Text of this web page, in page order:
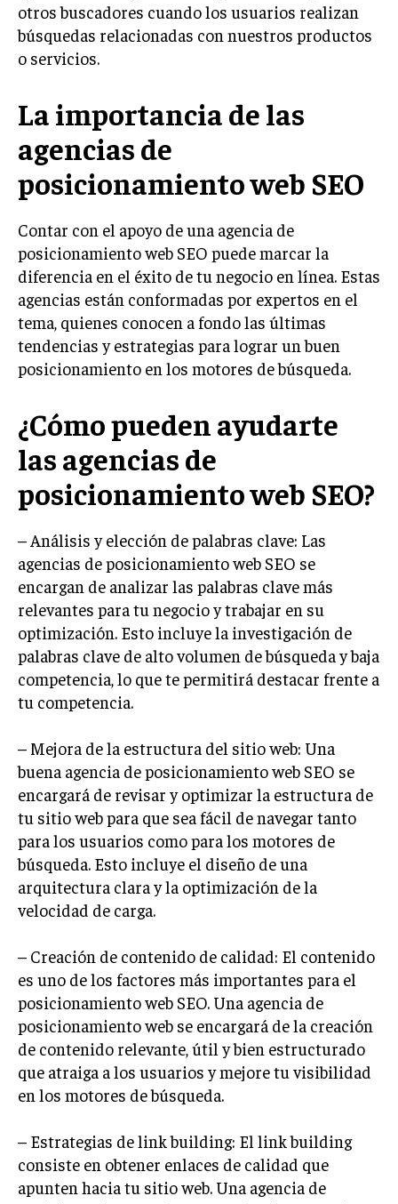
PUBLICIDAD
VENTAS Y PERSUASIÓN
COMUNICACIÓN CORPORATIVA
GESTIÓN DE MARCA
INVESTIGACIÓN DE MERCADO
ANÁLISIS DE COMPETENCIA
GESTIÓN DE CLIENTES
EMPRENDIMIENTO
INNOVACIÓN EMPRESARIAL
GESTIÓN DEL CAMBIO
HABILIDADES DIRECTIVAS
EMPRENDIMIENTO
PLANIFICACIÓN EMPRESARIAL
FINANZAS Y CONTABILIDAD
GESTIÓN DE RECURSOS FINANCIEROS
INVERSIONES Y MERCADOS FINANCIEROS
CONTABILIDAD EMPRESARIAL
ECONOMÍA EMPRESARIAL
COMERCIO INTERNACIONAL
EXPANSIÓN GLOBAL
IMPORTACIÓN Y EXPORTACIÓN
ALIANZAS ESTRATÉGICAS
TECNOLOGIA
GESTIÓN DE LA INNOVACIÓN TECNOLÓGICA
TRANSFORMACIÓN DIGITAL
ANALÍTICA EMPRESARIAL Y BUSINESS
INTELLIGENCE
CIBERSEGURIDAD EMPRESARIAL
EMPRESAS FAMILIARES Y SUCESIÓN
GESTIÓN DEL RIESGO EMPRESARIAL
otros buscadores cuando los usuarios realizan
búsquedas relacionadas con nuestros productos
o servicios.
La importancia de las
agencias de
posicionamiento web SEO
Contar con el apoyo de una agencia de
posicionamiento web SEO puede marcar la
diferencia en el éxito de tu negocio en línea. Estas
agencias están conformadas por expertos en el
tema, quienes conocen a fondo las últimas
tendencias y estrategias para lograr un buen
posicionamiento en los motores de búsqueda.
¿Cómo pueden ayudarte
las agencias de
posicionamiento web SEO?
– Análisis y elección de palabras clave: Las
agencias de posicionamiento web SEO se
encargan de analizar las palabras clave más
relevantes para tu negocio y trabajar en su
optimización. Esto incluye la investigación de
palabras clave de alto volumen de búsqueda y baja
competencia, lo que te permitirá destacar frente a
tu competencia.
– Mejora de la estructura del sitio web: Una
buena agencia de posicionamiento web SEO se
encargará de revisar y optimizar la estructura de
tu sitio web para que sea fácil de navegar tanto
para los usuarios como para los motores de
búsqueda. Esto incluye el diseño de una
arquitectura clara y la optimización de la
velocidad de carga.
– Creación de contenido de calidad: El contenido
es uno de los factores más importantes para el
posicionamiento web SEO. Una agencia de
posicionamiento web se encargará de la creación
de contenido relevante, útil y bien estructurado
que atraiga a los usuarios y mejore tu visibilidad
en los motores de búsqueda.
– Estrategias de link building: El link building
consiste en obtener enlaces de calidad que
apunten hacia tu sitio web. Una agencia de